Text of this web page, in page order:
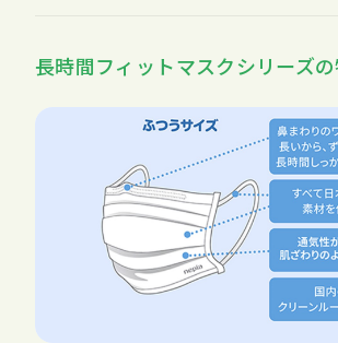
長時間フィットマスクシリーズ